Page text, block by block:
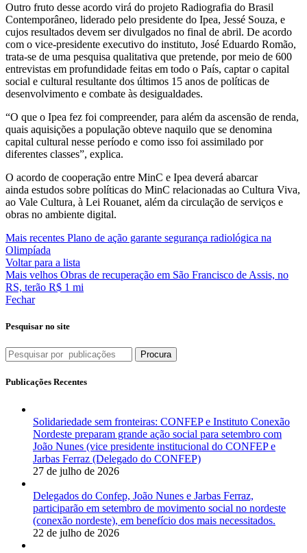
Outro fruto desse acordo virá do projeto Radiografia do Brasil
Contemporâneo, liderado pelo presidente do Ipea, Jessé Souza, e
cujos resultados devem ser divulgados no final de abril. De acordo
com o vice-presidente executivo do instituto, José Eduardo Romão,
trata-se de uma pesquisa qualitativa que pretende, por meio de 600
entrevistas em profundidade feitas em todo o País, captar o capital
social e cultural resultante dos últimos 15 anos de políticas de
desenvolvimento e combate às desigualdades.
“O que o Ipea fez foi compreender, para além da ascensão de renda,
quais aquisições a população obteve naquilo que se denomina
capital cultural nesse período e como isso foi assimilado por
diferentes classes”, explica.
O acordo de cooperação entre MinC e Ipea deverá abarcar
ainda estudos sobre políticas do MinC relacionadas ao Cultura Viva,
ao Vale Cultura, à Lei Rouanet, além da circulação de serviços e
obras no ambiente digital.
Mais recentes Plano de ação garante segurança radiológica na
Olimpíada
Voltar para a lista
Mais velhos Obras de recuperação em São Francisco de Assis, no
RS, terão R$ 1 mi
Fechar
Pesquisar no site
Procura
Publicações Recentes
Solidariedade sem fronteiras: CONFEP e Instituto Conexão
Nordeste preparam grande ação social para setembro com
João Nunes (vice presidente institucional do CONFEP e
Jarbas Ferraz (Delegado do CONFEP)
27 de julho de 2026
Delegados do Confep, João Nunes e Jarbas Ferraz,
participarão em setembro de movimento social no nordeste
(conexão nordeste), em benefício dos mais necessitados.
22 de julho de 2026